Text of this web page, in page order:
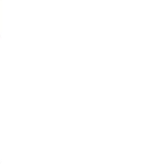
Pack Black черные